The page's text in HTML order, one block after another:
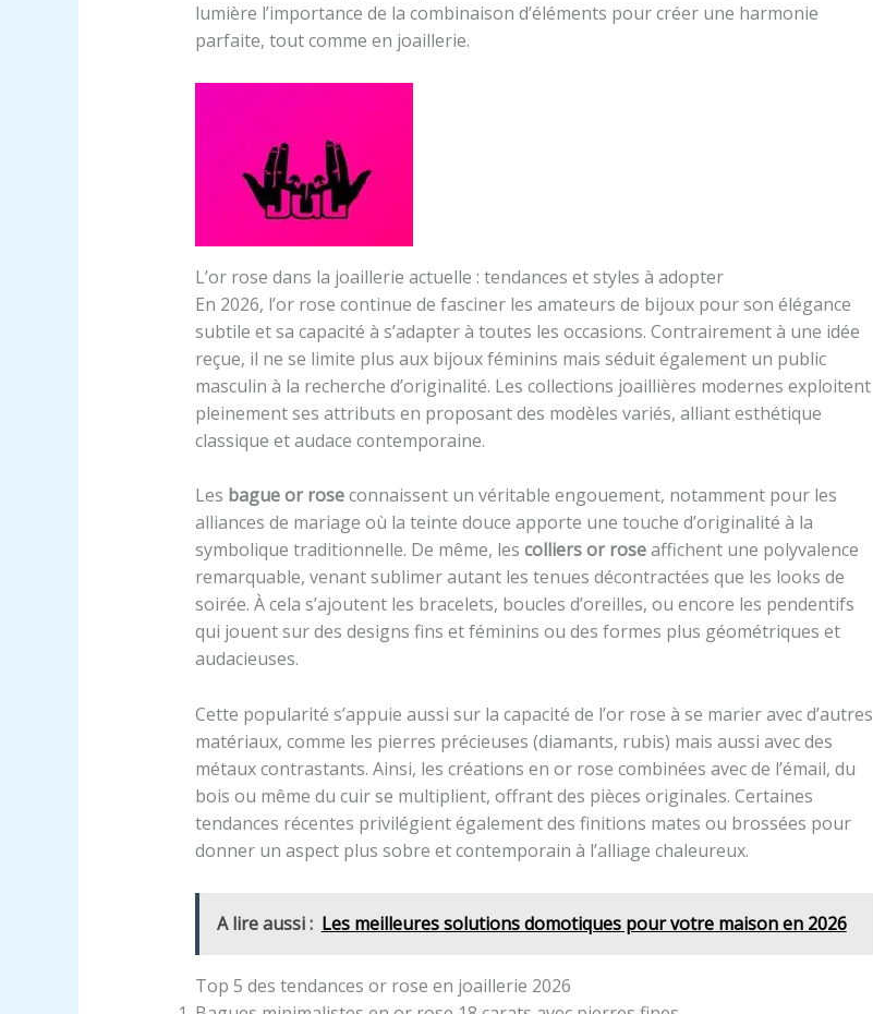
lumière l’importance de la combinaison d’éléments pour créer une harmonie
parfaite, tout comme en joaillerie.
L’or rose dans la joaillerie actuelle : tendances et styles à adopter
En 2026, l’or rose continue de fasciner les amateurs de bijoux pour son élégance
subtile et sa capacité à s’adapter à toutes les occasions. Contrairement à une idée
reçue, il ne se limite plus aux bijoux féminins mais séduit également un public
masculin à la recherche d’originalité. Les collections joaillières modernes exploitent
pleinement ses attributs en proposant des modèles variés, alliant esthétique
classique et audace contemporaine.
Les bague or roseconnaissent un véritable engouement, notamment pour les
alliances de mariage où la teinte douce apporte une touche d’originalité à la
symbolique traditionnelle. De même, les colliers or roseaffichent une polyvalence
remarquable, venant sublimer autant les tenues décontractées que les looks de
soirée. À cela s’ajoutent les bracelets, boucles d’oreilles, ou encore les pendentifs
qui jouent sur des designs fins et féminins ou des formes plus géométriques et
audacieuses.
Cette popularité s’appuie aussi sur la capacité de l’or rose à se marier avec d’autres
matériaux, comme les pierres précieuses (diamants, rubis) mais aussi avec des
métaux contrastants. Ainsi, les créations en or rose combinées avec de l’émail, du
bois ou même du cuir se multiplient, offrant des pièces originales. Certaines
tendances récentes privilégient également des finitions mates ou brossées pour
donner un aspect plus sobre et contemporain à l’alliage chaleureux.
A lire aussi : Les meilleures solutions domotiques pour votre maison en 2026
Top 5 des tendances or rose en joaillerie 2026